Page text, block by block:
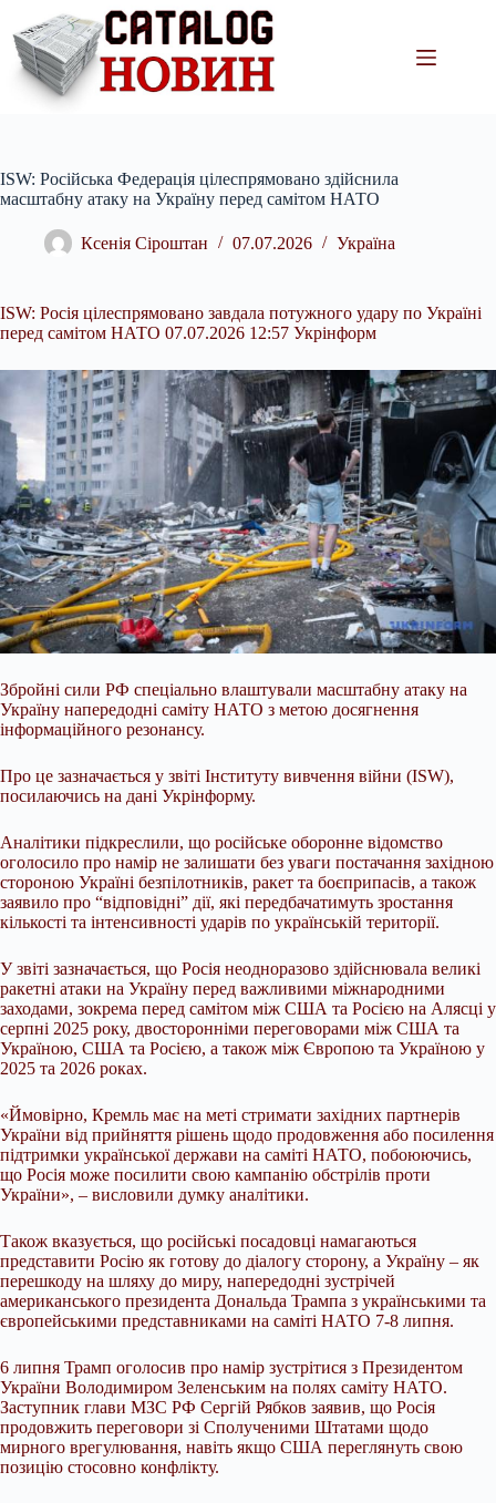
вмісту
ISW: Російська Федерація цілеспрямовано здійснила
масштабну атаку на Україну перед самітом НАТО
Ксенія Сіроштан 07.07.2026 Україна
ISW: Росія цілеспрямовано завдала потужного удару по Україні
перед самітом НАТО 07.07.2026 12:57 Укрінформ
Збройні сили РФ спеціально влаштували масштабну атаку на
Україну напередодні саміту НАТО з метою досягнення
інформаційного резонансу.
Про це зазначається у звіті Інституту вивчення війни (ISW),
посилаючись на дані Укрінформу.
Аналітики підкреслили, що російське оборонне відомство
оголосило про намір не залишати без уваги постачання західною
стороною Україні безпілотників, ракет та боєприпасів, а також
заявило про “відповідні” дії, які передбачатимуть зростання
кількості та інтенсивності ударів по українській території.
У звіті зазначається, що Росія неодноразово здійснювала великі
ракетні атаки на Україну перед важливими міжнародними
заходами, зокрема перед самітом між США та Росією на Алясці у
серпні 2025 року, двосторонніми переговорами між США та
Україною, США та Росією, а також між Європою та Україною у
2025 та 2026 роках.
«Ймовірно, Кремль має на меті стримати західних партнерів
України від прийняття рішень щодо продовження або посилення
підтримки української держави на саміті НАТО, побоюючись,
що Росія може посилити свою кампанію обстрілів проти
України», – висловили думку аналітики.
Також вказується, що російські посадовці намагаються
представити Росію як готову до діалогу сторону, а Україну – як
перешкоду на шляху до миру, напередодні зустрічей
американського президента Дональда Трампа з українськими та
європейськими представниками на саміті НАТО 7-8 липня.
6 липня Трамп оголосив про намір зустрітися з Президентом
України Володимиром Зеленським на полях саміту НАТО.
Заступник глави МЗС РФ Сергій Рябков заявив, що Росія
продовжить переговори зі Сполученими Штатами щодо
мирного врегулювання, навіть якщо США переглянуть свою
позицію стосовно конфлікту.